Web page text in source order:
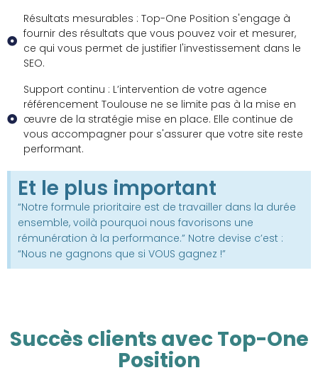
Résultats mesurables : Top-One Position s'engage à
fournir des résultats que vous pouvez voir et mesurer,
ce qui vous permet de justifier l'investissement dans le
SEO.
Support continu : L’intervention de votre agence
référencement Toulouse ne se limite pas à la mise en
œuvre de la stratégie mise en place. Elle continue de
vous accompagner pour s'assurer que votre site reste
performant.
Et le plus important
“Notre formule prioritaire est de travailler dans la durée
ensemble, voilà pourquoi nous favorisons une
rémunération à la performance.” Notre devise c’est :
“Nous ne gagnons que si VOUS gagnez !”
Succès clients avec Top-One
Position